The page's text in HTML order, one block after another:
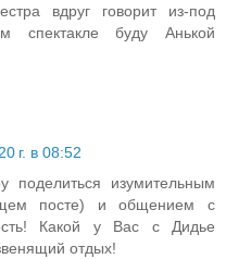
вдруг говорит из-под
спектакле буду Анькой
г. в 08:52
изумительным
посте) и общением с
Какой у Вас с Дидье
отдых!